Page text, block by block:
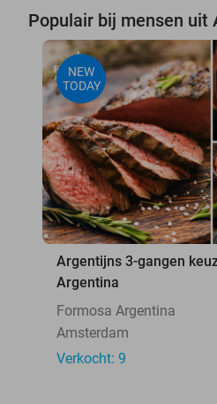
Populair bij mensen uit
NEW
TODAY
Argentijns 3-gangen
Argentina
Formosa Argentina
Amsterdam
Verkocht: 9